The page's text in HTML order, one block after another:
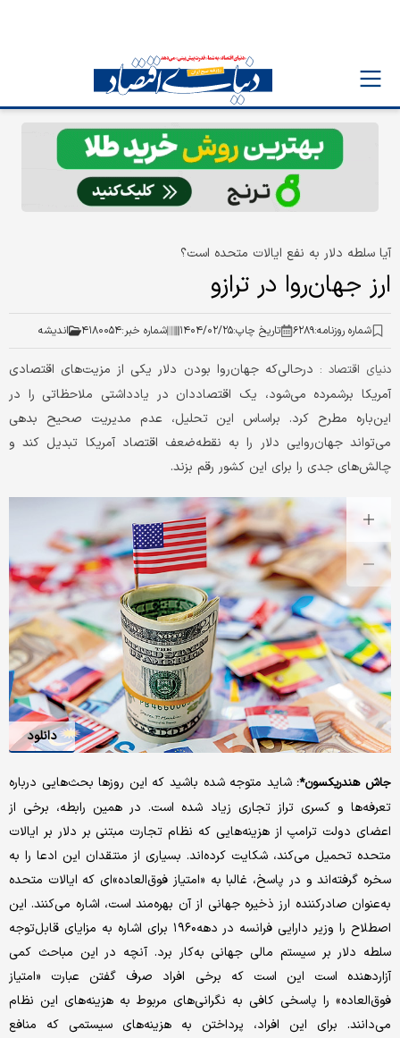
آیا سلطه دلار به نفع ایالات متحده است؟
ارز جهان‌روا در ترازو
شماره روزنامه:۶۲۸۹ تاریخ چاپ:۱۴۰۴/۰۲/۲۵ شماره خبر:۴۱۸۰۰۵۴ اندیشه
دنیای اقتصاد : درحالی‌که جهان‌روا بودن دلار یکی از مزیت‌های اقتصادی
آمریکا برشمرده می‌شود، یک اقتصاددان در یادداشتی ملاحظاتی را در
این‌باره مطرح کرد. براساس این تحلیل، عدم مدیریت صحیح بدهی‌
می‌تواند جهان‌روایی دلار را به نقطه‌ضعف اقتصاد آمریکا تبدیل کند و
چالش‌های جدی را برای این کشور رقم بزند.
دانلود
جاش هندریکسون*: شاید متوجه شده باشید که این روزها بحث‌هایی درباره
تعرفه‌ها و کسری تراز تجاری زیاد شده است. در همین رابطه، برخی از
اعضای دولت ترامپ از هزینه‌هایی که نظام تجارت مبتنی بر دلار بر ایالات
متحده تحمیل می‌کند، شکایت کرده‌اند. بسیاری از منتقدان این ادعا را به
سخره گرفته‌اند و در پاسخ، غالبا به «امتیاز فوق‌العاده»ای که ایالات متحده
به‌عنوان صادرکننده ارز ذخیره جهانی از آن بهره‌مند است، اشاره می‌کنند. این
اصطلاح را وزیر دارایی فرانسه در دهه۱۹۶۰ برای اشاره به مزایای قابل‌توجه
سلطه دلار بر سیستم مالی جهانی به‌کار برد. آنچه در این مباحث کمی
آزاردهنده است این است که برخی افراد صرف گفتن عبارت «امتیاز
فوق‌العاده» را پاسخی کافی به نگرانی‌های مربوط به هزینه‌های این نظام
می‌دانند. برای این افراد، پرداختن به هزینه‌های سیستمی که منافع